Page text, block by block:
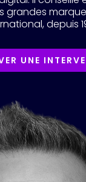
grandes
depuis
UNE